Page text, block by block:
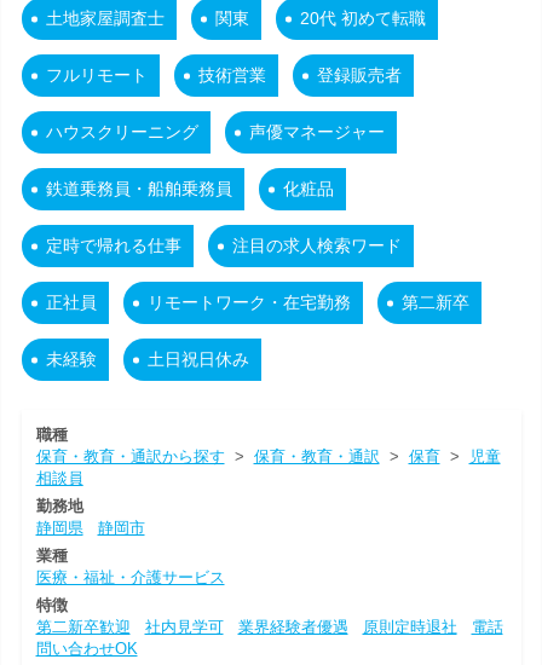
土地家屋調査士 関東 20代 初めて転職
フルリモート 技術営業 登録販売者
ハウスクリーニング 声優マネージャー
鉄道乗務員・船舶乗務員 化粧品
定時で帰れる仕事 注目の求人検索ワード
正社員 リモートワーク・在宅勤務 第二新卒
未経験 土日祝日休み
職種
保育・教育・通訳から探す > 保育・教育・通訳 > 保育>
児童
相談員
勤務地
静岡県
静岡市
業種
医療・福祉・介護サービス
特徴
第二新卒歓迎
社内見学可 業界経験者優遇 原則定時退社
電話
問い合わせOK